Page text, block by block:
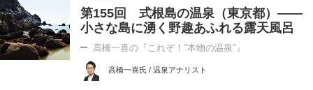
第155回 式根島の温泉（東京都）――
小さな島に湧く野趣あふれる露天風呂
高橋一喜の『これぞ！"本物の温泉"』
高橋一喜氏 / 温泉アナリスト